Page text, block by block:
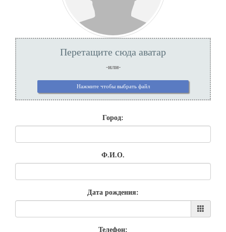
Перетащите сюда аватар
-или-
Нажмите чтобы выбрать файл
Город:
Ф.И.О.
Дата рождения:
Телефон: